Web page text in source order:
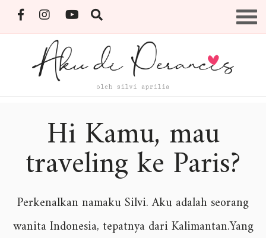
Skip
to
Menu
Hi Kamu, mau
traveling ke Paris?
Perkenalkan namaku Silvi. Aku adalah seorang
wanita Indonesia, tepatnya dari Kalimantan.Yang